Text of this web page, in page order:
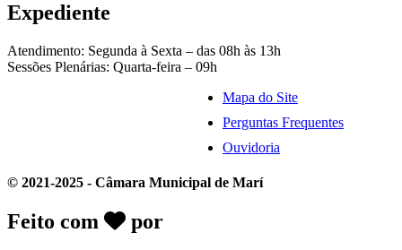
Expediente
Atendimento: Segunda à Sexta – das 08h às 13h
Sessões Plenárias: Quarta-feira – 09h
Mapa do Site
Perguntas Frequentes
Ouvidoria
© 2021-2025 - Câmara Municipal de Marí
Feito com por